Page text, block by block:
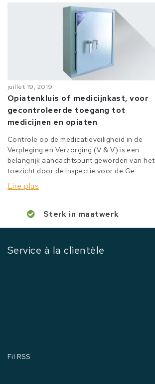
juillet 19, 2019
Opiatenkluis of medicijnkast, voor
gecontroleerde toegang tot
medicijnen en opiaten
Controle op de medicatieveiligheid in de
Verpleging en Verzorging (V & V) is een
belangrijk aandachtspunt geworden van het
toezicht door de Inspectie voor de Ge...
Lire plus
Sterk in maatwerk
Service à la clientèle
Fil RSS